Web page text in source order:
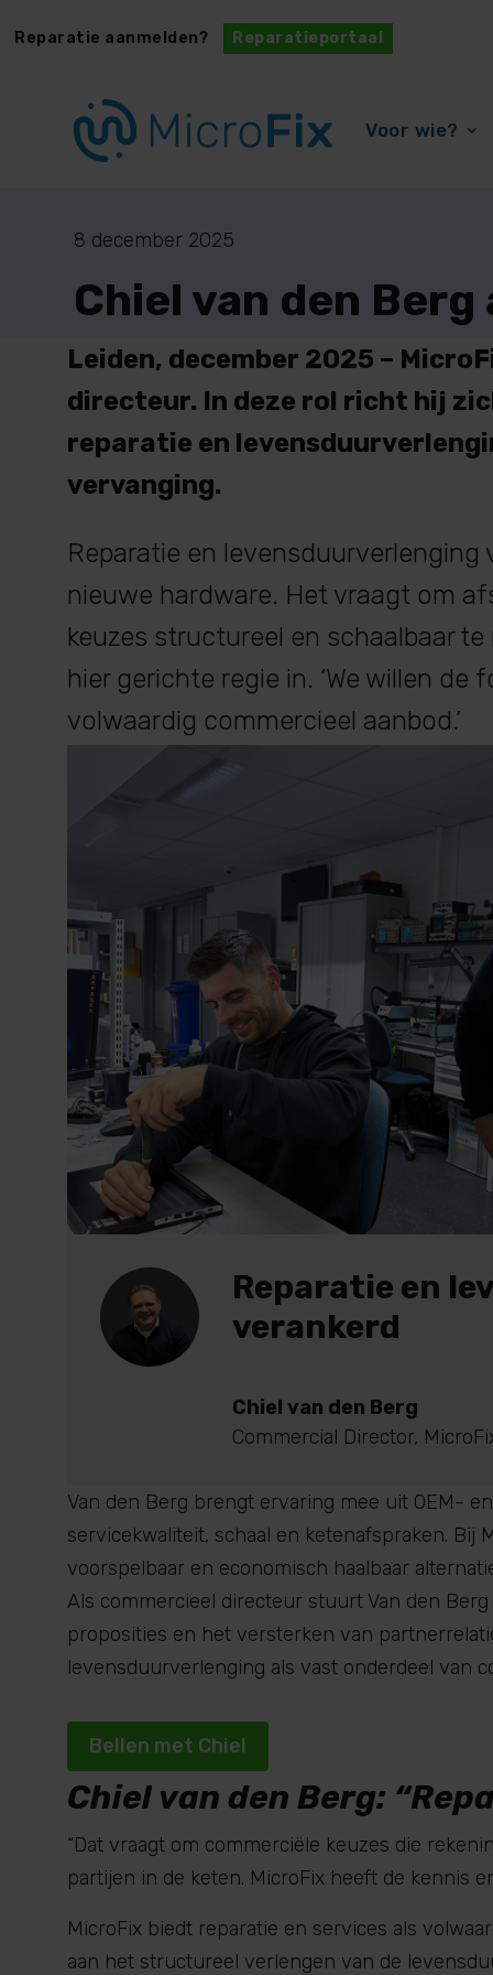
Reparatie aanmelden? Reparatieportaal
Voor wie?
8 december 2025
Chiel van den
Leiden, december 2025 –
directeur. In deze rol richt hij
reparatie en
vervanging.
Reparatie en
nieuwe hardware. Het vraagt om
keuzes structureel en schaalbaar
hier gerichte regie in. ‘We willen de
volwaardig commercieel aanbod.’
Reparatie en
verankerd
Chiel van den Berg
Commercial Director,
Van den Berg brengt ervaring mee uit OEM-
servicekwaliteit, schaal en ketenafspraken.
voorspelbaar en economisch haalbaar
Als commercieel directeur stuurt Van den
proposities en het versterken van
levensduurverlenging als vast onderdeel van
Bellen met Chiel
Chiel van den Berg: “
“Dat vraagt om commerciële keuzes die
partijen in de keten. MicroFix heeft de kennis
MicroFix biedt reparatie en services als
aan het structureel verlengen van de